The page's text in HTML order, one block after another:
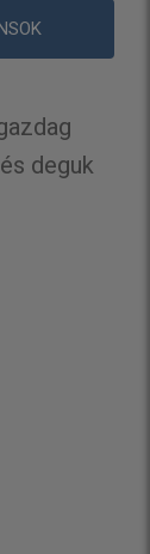
deguk